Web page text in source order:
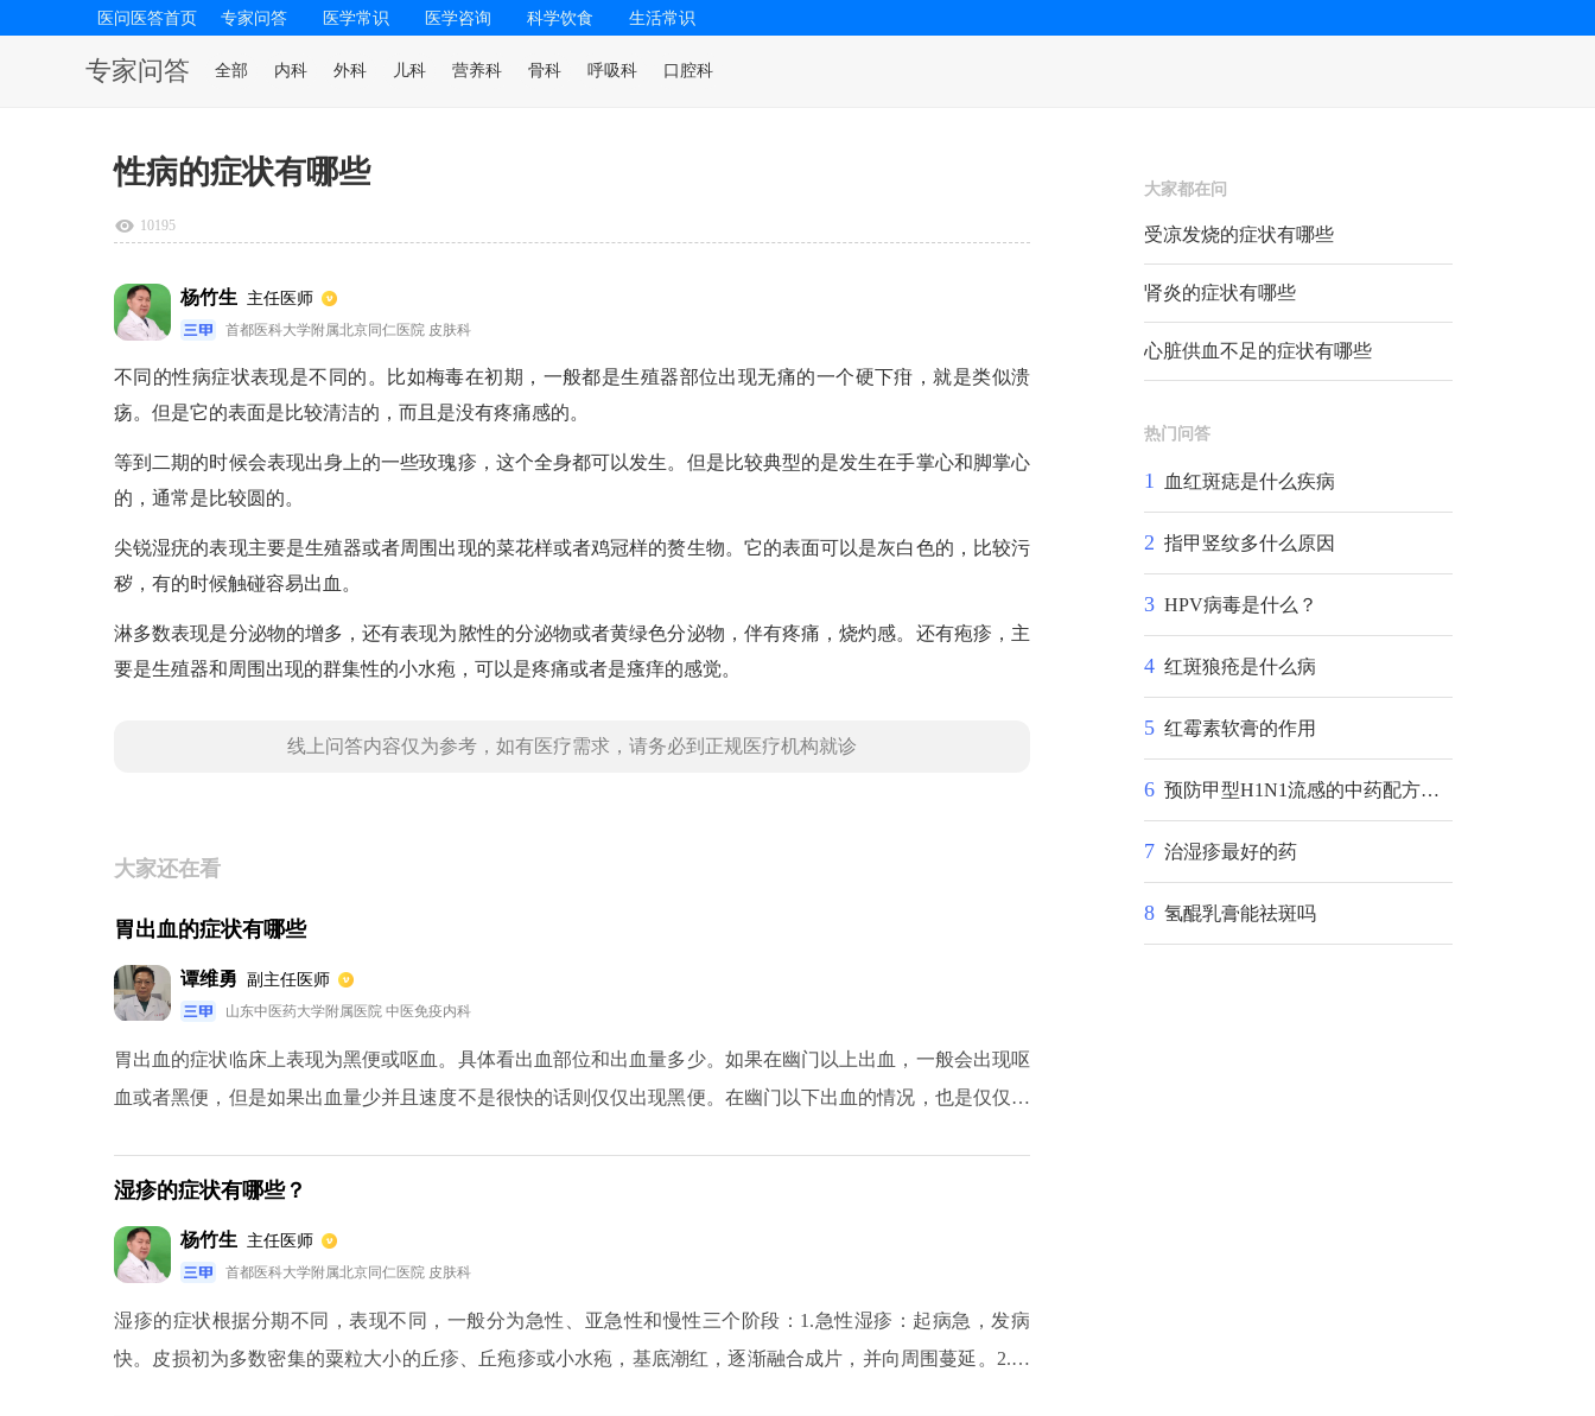
医问医答首页 专家问答 医学常识 医学咨询 科学饮食 生活常识
专家问答 全部 内科 外科 儿科 营养科 骨科 呼吸科 口腔科
性病的症状有哪些
10195
杨竹生 主任医师
首都医科大学附属北京同仁医院 皮肤科
不同的性病症状表现是不同的。比如梅毒在初期，一般都是生殖器部位出现无痛的一个硬下疳，就是类似溃
疡。但是它的表面是比较清洁的，而且是没有疼痛感的。
等到二期的时候会表现出身上的一些玫瑰疹，这个全身都可以发生。但是比较典型的是发生在手掌心和脚掌心
的，通常是比较圆的。
尖锐湿疣的表现主要是生殖器或者周围出现的菜花样或者鸡冠样的赘生物。它的表面可以是灰白色的，比较污
秽，有的时候触碰容易出血。
淋多数表现是分泌物的增多，还有表现为脓性的分泌物或者黄绿色分泌物，伴有疼痛，烧灼感。还有疱疹，主
要是生殖器和周围出现的群集性的小水疱，可以是疼痛或者是瘙痒的感觉。
线上问答内容仅为参考，如有医疗需求，请务必到正规医疗机构就诊
大家还在看
胃出血的症状有哪些
谭维勇 副主任医师
山东中医药大学附属医院 中医免疫内科
胃出血的症状临床上表现为黑便或呕血。具体看出血部位和出血量多少。如果在幽门以上出血，一般会出现呕
血或者黑便，但是如果出血量少并且速度不是很快的话则仅仅出现黑便。在幽门以下出血的情况，也是仅仅出
湿疹的症状有哪些？
杨竹生 主任医师
首都医科大学附属北京同仁医院 皮肤科
湿疹的症状根据分期不同，表现不同，一般分为急性、亚急性和慢性三个阶段：1.急性湿疹：起病急，发病
快。皮损初为多数密集的粟粒大小的丘疹、丘疱疹或小水疱，基底潮红，逐渐融合成片，并向周围蔓延。2.亚
大家都在问
受凉发烧的症状有哪些
肾炎的症状有哪些
心脏供血不足的症状有哪些
热门问答
1 血红斑痣是什么疾病
2 指甲竖纹多什么原因
3 HPV病毒是什么？
4 红斑狼疮是什么病
5 红霉素软膏的作用
6 预防甲型H1N1流感的中药配方是什么？
7 治湿疹最好的药
8 氢醌乳膏能祛斑吗